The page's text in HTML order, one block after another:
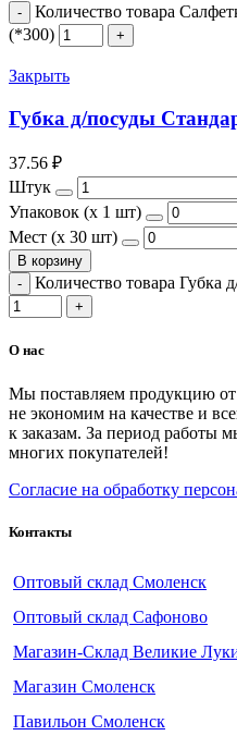
Количество товара
(*300)
Закрыть
Губка д/посуды
37.56 ₽
Штук
Упаковок (x 1 шт)
Мест (x 30 шт)
В корзину
Количество товара Губка
О нас
Мы поставляем продукцию
не экономим на качестве и
к заказам. За период работы
многих покупателей!
Согласие на обработку
Контакты
Оптовый склад Смоленск
Оптовый склад Сафоново
Магазин-Склад Великие
Магазин Смоленск
Павильон Смоленск